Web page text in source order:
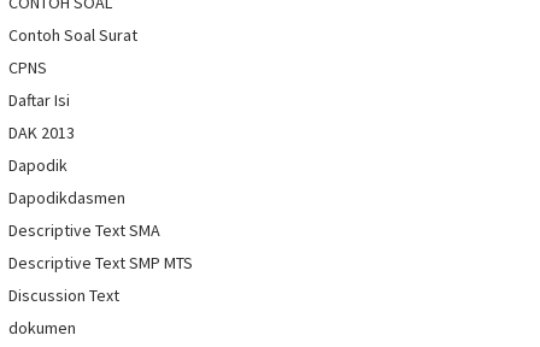
Contoh Soal Surat
CPNS
Daftar Isi
DAK 2013
Dapodik
Dapodikdasmen
Descriptive Text SMA
Descriptive Text SMP MTS
Discussion Text
dokumen